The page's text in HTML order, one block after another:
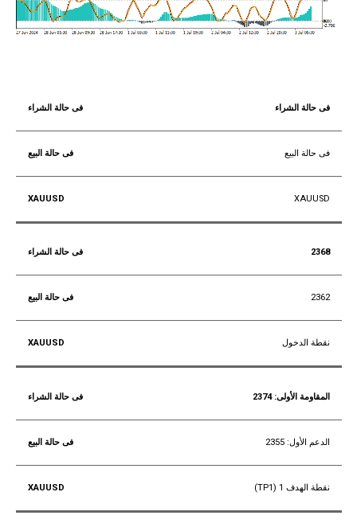
فى حالة الشراء
فى حالة البيع
XAUUSD
2368
2362
نقطة الدخول
المقاومة الأولى: 2374
الدعم الأول: 2355
نقطة الهدف 1 (TP1)